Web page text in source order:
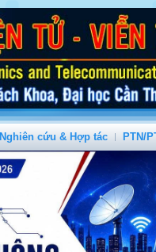
Nghiên cứu & Hợp tác PTN/